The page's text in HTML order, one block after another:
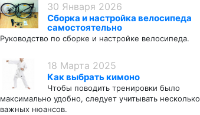
30 Января 2026
Сборка и настройка велосипеда
самостоятельно
Руководство по сборке и настройке велосипеда.
18 Марта 2025
Как выбрать кимоно
Чтобы поводить тренировки было
максимально удобно, следует учитывать несколько
важных нюансов.